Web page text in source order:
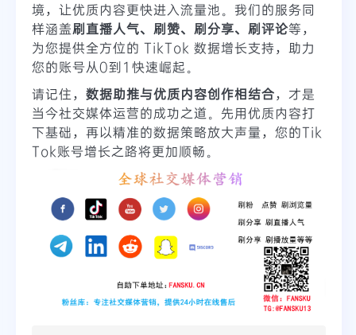
境，让优质内容更快进入流量池。我们的服务同
样涵盖刷直播人气、刷赞、刷分享、刷评论等，
为您提供全方位的 TikTok 数据增长支持，助力
您的账号从0到1快速崛起。
请记住， 数据助推与优质内容创作相结合，才是
当今社交媒体运营的成功之道。先用优质内容打
下基础，再以精准的数据策略放大声量，您的Tik
Tok账号增长之路将更加顺畅。